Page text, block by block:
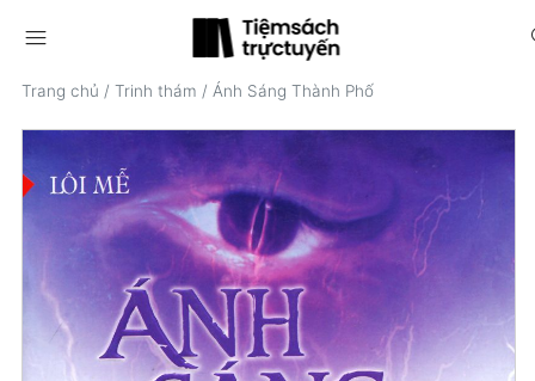
menu
Trang chủ / Trinh thám / Ánh Sáng Thành Phố